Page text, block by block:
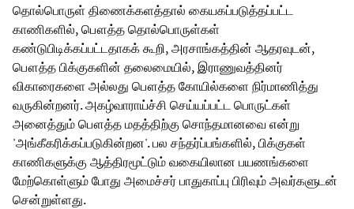
தொல்பொருள் திணைக்களத்தால் கையகப்படுத்தப்பட்ட
காணிகளில், பௌத்த தொல்பொருள்கள்
கண்டுபிடிக்கப்பட்டதாகக் கூறி, அரசாங்கத்தின் ஆதரவுடன்,
பௌத்த பிக்குகளின் தலைமையில், இராணுவத்தினர்
விகாரைகளை அல்லது பௌத்த கோயில்களை நிர்மாணித்து
வருகின்றனர். அகழ்வாராய்ச்சி செய்யப்பட்ட பொருட்கள்
அனைத்தும் பௌத்த மதத்திற்கு சொந்தமானவை என்று
'அங்கீகரிக்கப்படுகின்றன'. பல சந்தர்ப்பங்களில், பிக்குகள்
காணிகளுக்கு ஆத்திரமூட்டும் வகையிலான பயணங்களை
மேற்கொள்ளும் போது அமைச்சர் பாதுகாப்பு பிரிவும் அவர்களுடன்
சென்றுள்ளது.